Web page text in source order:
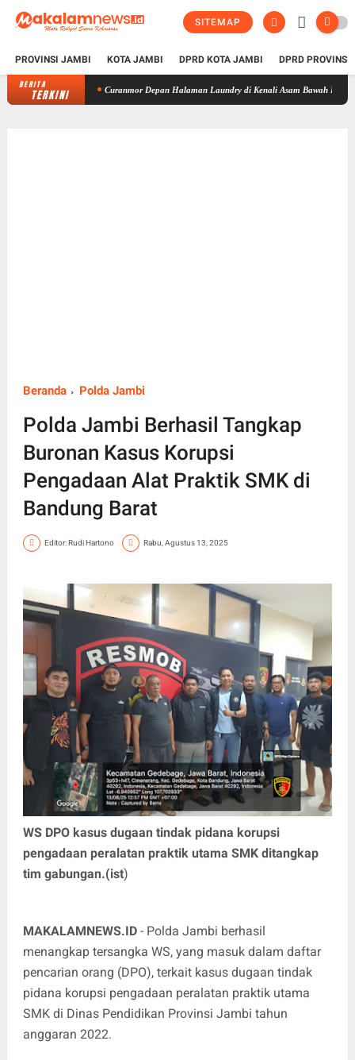
SITEMAP
PROVINSI JAMBI KOTA JAMBI DPRD KOTA JAMBI DPRD
BERITA
TERKINICuranmor Depan Halaman Laundry di Kenali Asam Bawah Kota Jambi, Tiga
Beranda Polda Jambi
Polda Jambi Berhasil Tangkap
Buronan Kasus Korupsi
Pengadaan Alat Praktik SMK di
Bandung Barat
Editor: Rudi Hartono Rabu, Agustus 13, 2025
WS DPO kasus dugaan tindak pidana korupsi
pengadaan peralatan praktik utama SMK ditangkap
tim gabungan.(ist)
MAKALAMNEWS.ID- Polda Jambi berhasil
menangkap tersangka WS, yang masuk dalam daftar
pencarian orang (DPO), terkait kasus dugaan tindak
pidana korupsi pengadaan peralatan praktik utama
SMK di Dinas Pendidikan Provinsi Jambi tahun
anggaran 2022.